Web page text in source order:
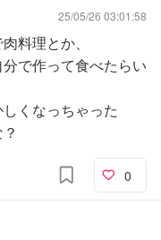
25/05/26 03:01:58
料理とか、
で作って食べたらい
くなっちゃった
0